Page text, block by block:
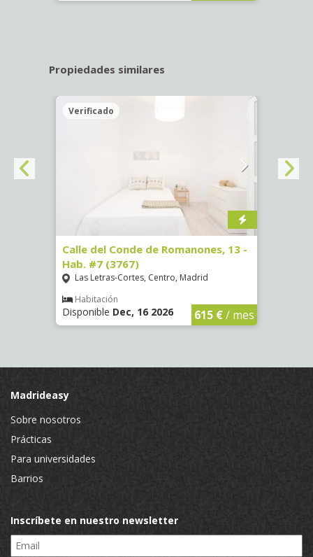
Propiedades similares
Verificado
Calle del Conde de Romanones, 13 -
Hab. #7 (3767)
Las Letras-Cortes, Centro, Madrid
Habitación
Disponible Dec, 16 2026 615 €/ mes
Madrideasy
Sobre nosotros
Prácticas
Para universidades
Barrios
Inscríbete en nuestro newsletter
Email